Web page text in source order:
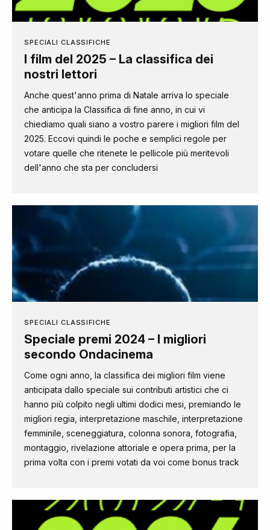
SPECIALI CLASSIFICHE
I film del 2025 – La classifica dei
nostri lettori
Anche quest'anno prima di Natale arriva lo speciale
che anticipa la Classifica di fine anno, in cui vi
chiediamo quali siano a vostro parere i migliori film del
2025. Eccovi quindi le poche e semplici regole per
votare quelle che ritenete le pellicole più meritevoli
dell'anno che sta per concludersi
SPECIALI CLASSIFICHE
Speciale premi 2024 – I migliori
secondo Ondacinema
Come ogni anno, la classifica dei migliori film viene
anticipata dallo speciale sui contributi artistici che ci
hanno più colpito negli ultimi dodici mesi, premiando le
migliori regia, interpretazione maschile, interpretazione
femminile, sceneggiatura, colonna sonora, fotografia,
montaggio, rivelazione attoriale e opera prima, per la
prima volta con i premi votati da voi come bonus track